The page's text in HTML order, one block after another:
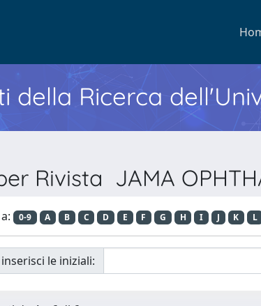
della Ricerca
Rivista JAMA
0-9 A B C D E F G H I J K L
le iniziali: